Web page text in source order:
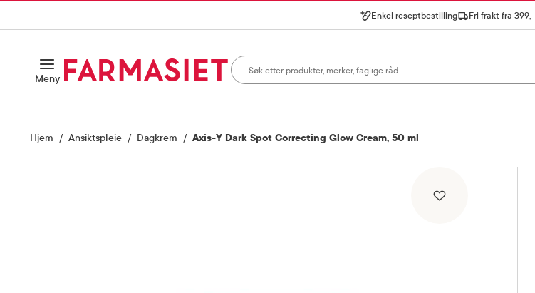
Enkel reseptbestilling Fri frakt fra 399,-
INNHOLD
MenyÅpne
Søk i apotek
Hjem Ansiktspleie Dagkrem Axis-Y Dark Spot Correcting Glow Cream, 50 ml